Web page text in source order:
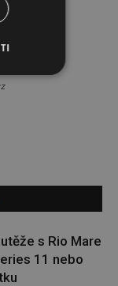
s Rio Mare
11 nebo